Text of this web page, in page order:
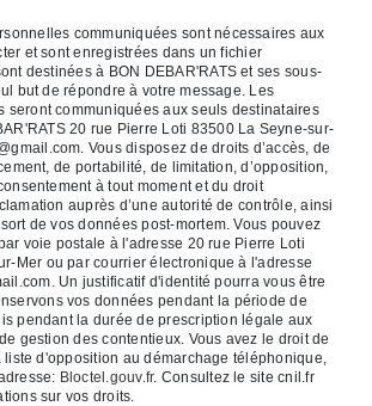
communiquées sont nécessaires aux
et sont enregistrées dans un fichier
destinées à BON DEBAR'RATS et ses sous-
but de répondre à votre message. Les
seront communiquées aux seuls destinataires
20 rue Pierre Loti 83500 La Seyne-sur-
Vous disposez de droits d’accès, de
de portabilité, de limitation, d’opposition,
à tout moment et du droit
auprès d’une autorité de contrôle, ainsi
de vos données post-mortem. Vous pouvez
voie postale à l'adresse 20 rue Pierre Loti
Mer ou par courrier électronique à l'adresse
Un justificatif d'identité pourra vous être
vos données pendant la période de
pendant la durée de prescription légale aux
gestion des contentieux. Vous avez le droit de
d'opposition au démarchage téléphonique,
Bloctel.gouv.fr. Consultez le site cnil.fr
sur vos droits.